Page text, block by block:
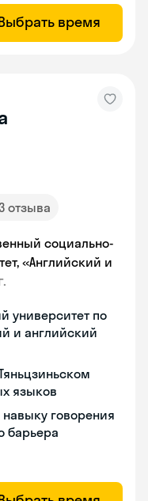
время
отзыва
социально-
«Английский и
университет по
и английский
языков
говорения
барьера